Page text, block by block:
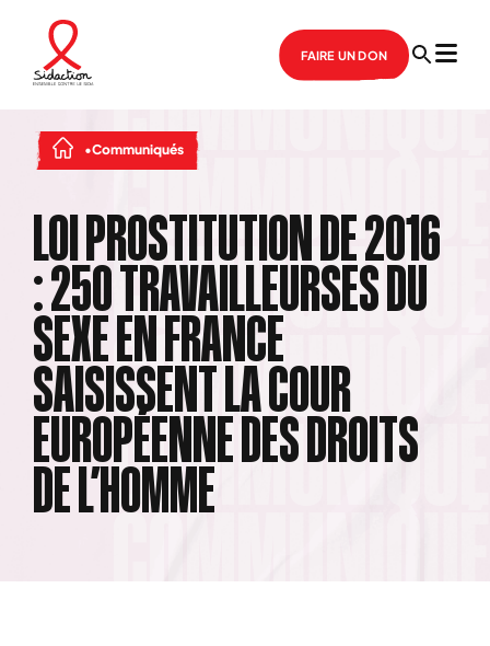
FAIRE UN DON
Communiqués
LOI PROSTITUTION DE 2016
: 250 TRAVAILLEURSES DU
SEXE EN FRANCE
SAISISSENT LA COUR
EUROPÉENNE DES DROITS
DE L’HOMME